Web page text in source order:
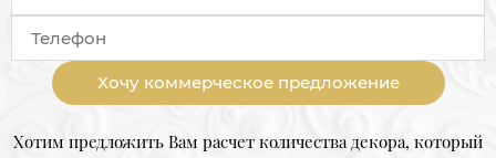
Хочу коммерческое предложение
Хотим предложить Вам расчет количества декора, который